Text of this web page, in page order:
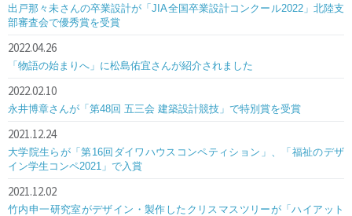
出戸那々未さんの卒業設計が「JIA全国卒業設計コンクール2022」北陸支
部審査会で優秀賞を受賞
2022.04.26
「物語の始まりへ」に松島佑宜さんが紹介されました
2022.02.10
永井博章さんが「第48回 五三会 建築設計競技」で特別賞を受賞
2021.12.24
大学院生らが「第16回ダイワハウスコンペティション」、「福祉のデザ
イン学生コンペ2021」で入賞
2021.12.02
竹内申一研究室がデザイン・製作したクリスマスツリーが「ハイアット